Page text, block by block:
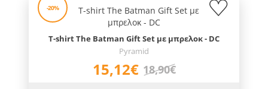
-20%
T-shirt The Batman Gift Set με μπρελοκ - DC
Pyramid
15,12€ 18,90€